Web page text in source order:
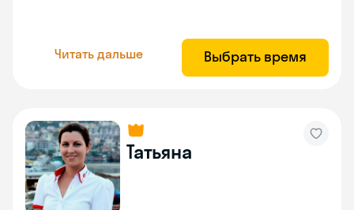
Читать дальше Выбрать время
Татьяна